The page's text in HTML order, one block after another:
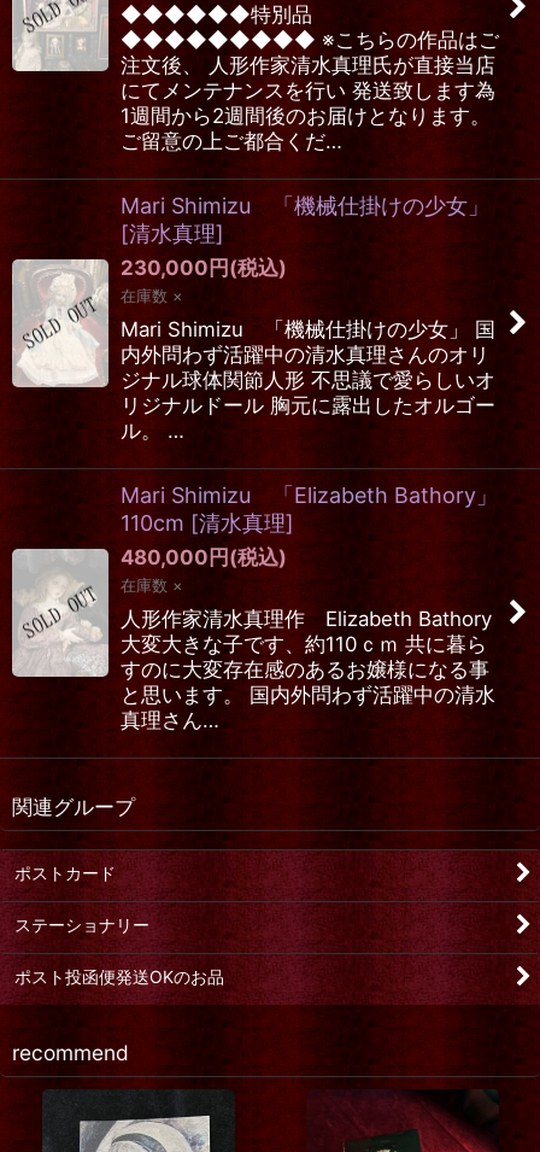
◆◆◆◆◆◆特別品
◆◆◆◆◆◆◆◆◆ ※こちらの作品はご
注文後、 人形作家清水真理氏が直接当店
にてメンテナンスを行い 発送致します為
1週間から2週間後のお届けとなります。
ご留意の上ご都合くだ…
Mari Shimizu 「機械仕掛けの少女」
[清水真理]
230,000円(税込)
在庫数 ×
Mari Shimizu 「機械仕掛けの少女」 国
内外問わず活躍中の清水真理さんのオリ
ジナル球体関節人形 不思議で愛らしいオ
リジナルドール 胸元に露出したオルゴー
ル。 …
Mari Shimizu 「Elizabeth Bathory」
110cm [清水真理]
480,000円(税込)
在庫数 ×
人形作家清水真理作 Elizabeth Bathory
大変大きな子です、約110ｃｍ 共に暮ら
すのに大変存在感のあるお嬢様になる事
と思います。 国内外問わず活躍中の清水
真理さん…
関連グループ
ポストカード
ステーショナリー
ポスト投函便発送OKのお品
recommend